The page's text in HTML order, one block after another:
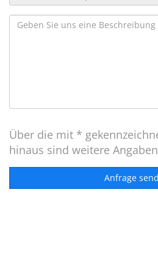
Über die mit *
hinaus sind weitere